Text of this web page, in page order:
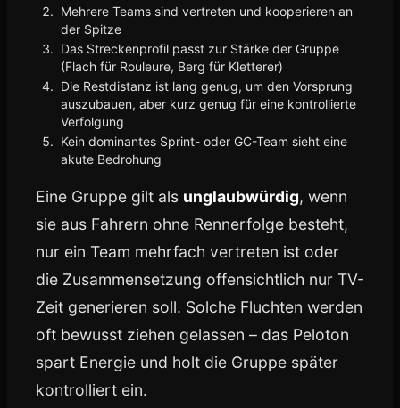
Mehrere Teams sind vertreten und kooperieren an
der Spitze
Das Streckenprofil passt zur Stärke der Gruppe
(Flach für Rouleure, Berg für Kletterer)
Die Restdistanz ist lang genug, um den Vorsprung
auszubauen, aber kurz genug für eine kontrollierte
Verfolgung
Kein dominantes Sprint- oder GC-Team sieht eine
akute Bedrohung
Eine Gruppe gilt als unglaubwürdig, wenn
sie aus Fahrern ohne Rennerfolge besteht,
nur ein Team mehrfach vertreten ist oder
die Zusammensetzung offensichtlich nur TV-
Zeit generieren soll. Solche Fluchten werden
oft bewusst ziehen gelassen – das Peloton
spart Energie und holt die Gruppe später
kontrolliert ein.